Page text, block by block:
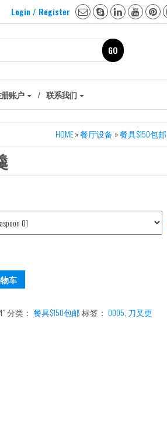
Login / Register
GO
账户 联系我们
HOME»餐厅设备 »餐具$150包邮
车
分类： 餐具$150包邮标签： 0005, 刀叉更